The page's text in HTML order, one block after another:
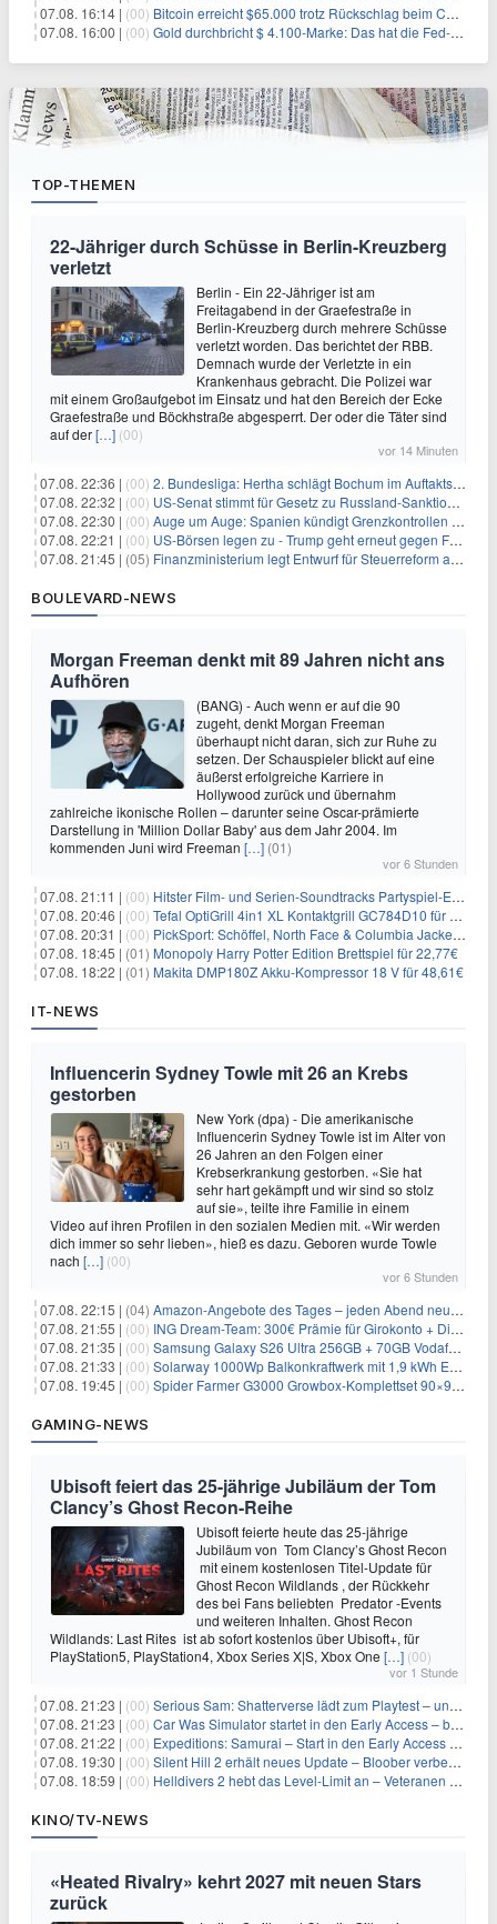
07.08. 16:14 | (00) Bitcoin erreicht $65.000 trotz Rückschlag beim CLARITY Act und fehlendem US-Iran-Abkommen
07.08. 16:00 | (00) Gold durchbricht $ 4.100-Marke: Das hat die Fed-Entscheidung ausgelöst
TOP-THEMEN
22-Jähriger durch Schüsse in Berlin-Kreuzberg
verletzt
Berlin - Ein 22-Jähriger ist am
Freitagabend in der Graefestraße in
Berlin-Kreuzberg durch mehrere Schüsse
verletzt worden. Das berichtet der RBB.
Demnach wurde der Verletzte in ein
Krankenhaus gebracht. Die Polizei war
mit einem Großaufgebot im Einsatz und hat den Bereich der Ecke
Graefestraße und Böckhstraße abgesperrt. Der oder die Täter sind
auf der[…] (00)
vor 14 Minuten
07.08. 22:36 | (00) 2. Bundesliga: Hertha schlägt Bochum im Auftaktspiel
07.08. 22:32 | (00) US-Senat stimmt für Gesetz zu Russland-Sanktionen
07.08. 22:30 | (00) Auge um Auge: Spanien kündigt Grenzkontrollen zu Italien an
07.08. 22:21 | (00) US-Börsen legen zu - Trump geht erneut gegen Fed-Gouverneurin vor
07.08. 21:45 | (05) Finanzministerium legt Entwurf für Steuerreform ab 2027 vor
BOULEVARD-NEWS
Morgan Freeman denkt mit 89 Jahren nicht ans
Aufhören
(BANG) - Auch wenn er auf die 90
zugeht, denkt Morgan Freeman
überhaupt nicht daran, sich zur Ruhe zu
setzen. Der Schauspieler blickt auf eine
äußerst erfolgreiche Karriere in
Hollywood zurück und übernahm
zahlreiche ikonische Rollen – darunter seine Oscar-prämierte
Darstellung in 'Million Dollar Baby' aus dem Jahr 2004. Im
kommenden Juni wird Freeman […] (01)
vor 6 Stunden
07.08. 21:11 | (00) Hitster Film- und Serien-Soundtracks Partyspiel-Erweiterung für 6,99€
07.08. 20:46 | (00) Tefal OptiGrill 4in1 XL Kontaktgrill GC784D10 für 239,99€
07.08. 20:31 | (00) PickSport: Schöffel, North Face & Columbia Jacken ab 39,60€
07.08. 18:45 | (01) Monopoly Harry Potter Edition Brettspiel für 22,77€
07.08. 18:22 | (01) Makita DMP180Z Akku-Kompressor 18 V für 48,61€
IT-NEWS
Influencerin Sydney Towle mit 26 an Krebs
gestorben
New York (dpa) - Die amerikanische
Influencerin Sydney Towle ist im Alter von
26 Jahren an den Folgen einer
Krebserkrankung gestorben. «Sie hat
sehr hart gekämpft und wir sind so stolz
auf sie», teilte ihre Familie in einem
Video auf ihren Profilen in den sozialen Medien mit. «Wir werden
dich immer so sehr lieben», hieß es dazu. Geboren wurde Towle
nach […] (00)
vor 6 Stunden
07.08. 22:15 | (04) Amazon-Angebote des Tages – jeden Abend neue Deals zum Stöbern
07.08. 21:55 | (00) ING Dream-Team: 300€ Prämie für Girokonto + Direkt-Depot
07.08. 21:35 | (00) Samsung Galaxy S26 Ultra 256GB + 70GB Vodafone-Netz für 34,99€/Monat (effektiv 4,74€/Monat)
07.08. 21:33 | (00) Solarway 1000Wp Balkonkraftwerk mit 1,9 kWh EcoFlow-Speicher für 719€ + 30€ Filial-Gutschein
07.08. 19:45 | (00) Spider Farmer G3000 Growbox-Komplettset 90×90×180 cm für 379,99€
GAMING-NEWS
Ubisoft feiert das 25-jährige Jubiläum der Tom
Clancy’s Ghost Recon-Reihe
Ubisoft feierte heute das 25-jährige
Jubiläum von Tom Clancy’s Ghost Recon
mit einem kostenlosen Titel-Update für
Ghost Recon Wildlands , der Rückkehr
des bei Fans beliebten Predator -Events
und weiteren Inhalten. Ghost Recon
Wildlands: Last Rites ist ab sofort kostenlos über Ubisoft+, für
PlayStation5, PlayStation4, Xbox Series X|S, Xbox One […] (00)
vor 1 Stunde
07.08. 21:23 | (00) Serious Sam: Shatterverse lädt zum Playtest – und erscheint schon bald!
07.08. 21:23 | (00) Car Was Simulator startet in den Early Access – bald gehts los!
07.08. 21:22 | (00) Expeditions: Samurai – Start in den Early Access ab heute im feudalen Japan
07.08. 19:30 | (00) Silent Hill 2 erhält neues Update – Bloober verbessert Grafik und Performance
07.08. 18:59 | (00) Helldivers 2 hebt das Level-Limit an – Veteranen können endlich weiter aufsteigen
KINO/TV-NEWS
«Heated Rivalry» kehrt 2027 mit neuen Stars
zurück